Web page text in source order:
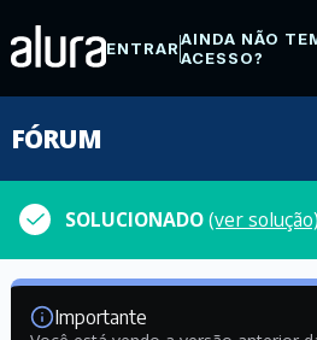
ENTRARAINDA NÃO
ACESSO?
FÓRUM
SOLUCIONADO(ver solução)
Importante